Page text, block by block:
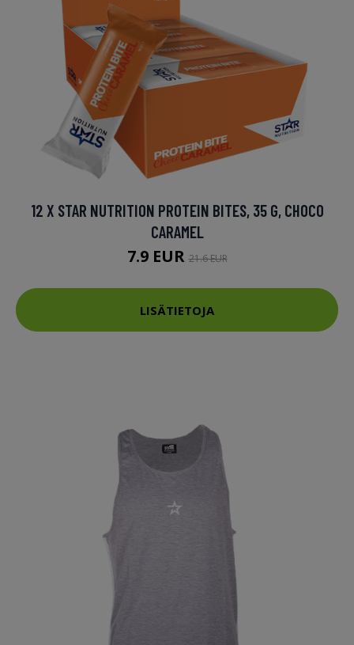
12 X STAR NUTRITION PROTEIN BITES, 35 G, CHOCO
CARAMEL
7.9 EUR21.6 EUR
LISÄTIETOJA